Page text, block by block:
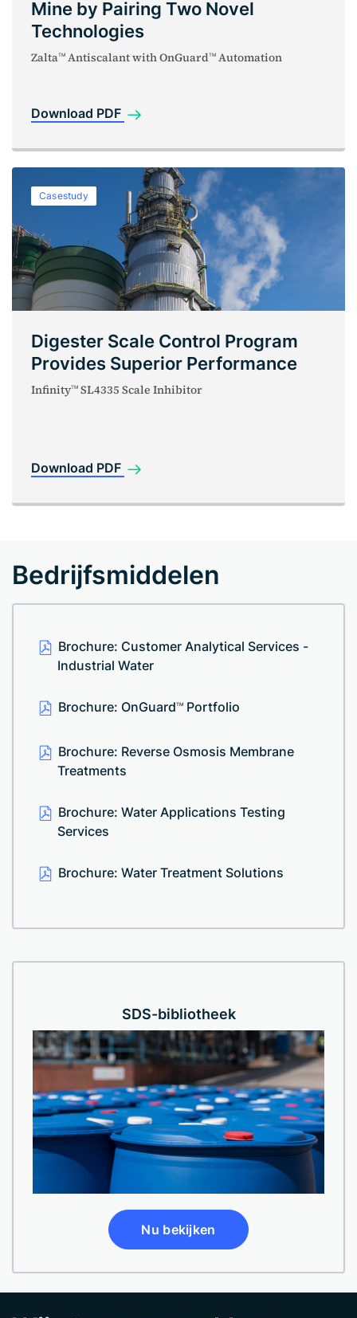
Mine by Pairing Two Novel
Technologies
ZaltaTM Antiscalant with OnGuardTM Automation
Download PDF
Casestudy
Digester Scale Control Program
Provides Superior Performance
InfinityTM SL4335 Scale Inhibitor
Download PDF
Bedrijfsmiddelen
Brochure: Customer Analytical Services -
Industrial Water
Brochure: OnGuardTM Portfolio
Brochure: Reverse Osmosis Membrane
Treatments
Brochure: Water Applications Testing
Services
Brochure: Water Treatment Solutions
SDS-bibliotheek
Nu bekijken